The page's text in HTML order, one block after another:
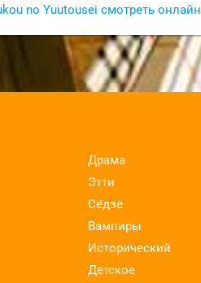
no Yuutousei смотреть онлайн
Драма
Этти
Сёдзе
Вампиры
Исторический
Детское